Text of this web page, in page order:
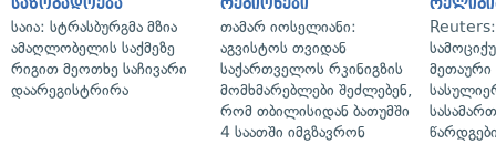
საზოგადოება
საია: სტრასბურგმა მზია
ამაღლობელის საქმეზე
რიგით მეოთხე საჩივარი
დაარეგისტრირა
რეგიონები
თამარ იოსელიანი:
აგვისტოს თვიდან
საქართველოს რკინიგზის
მომხმარებლები შეძლებენ,
რომ თბილისიდან ბათუმში
4 საათში იმგზავრონ
მეთაური